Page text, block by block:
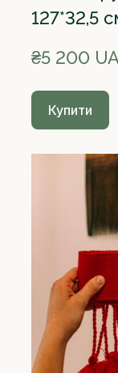
127*32,5
₴5 200
Купити